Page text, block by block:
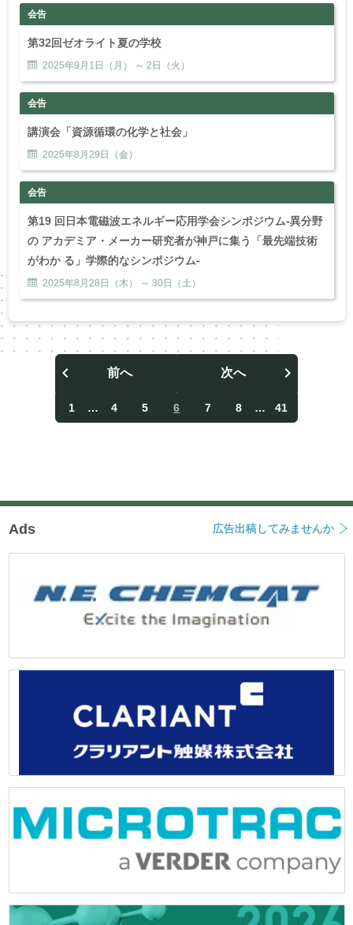
会告
第32回ゼオライト夏の学校
2025年9月 1日（月） ～ 2日（火）
会告
講演会「資源循環の化学と社会」
2025年8月 29日（金）
会告
第19 回日本電磁波エネルギー応用学会シンポジウム-異分野
の アカデミア・メーカー研究者が神戸に集う「最先端技術
がわか る」学際的なシンポジウム‐
2025年8月 28日（木） ～ 30日（土）
投
稿
ナ
ビ
前へ
1 … 4 5 6 7 8 … 41
次へ
Ads 広告出稿してみませんか